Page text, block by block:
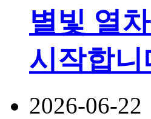
별빛 열
시작합니
2026-06-22